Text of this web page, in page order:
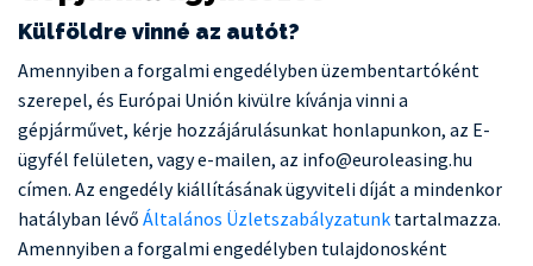
Külföldre vinné az autót?
Amennyiben a forgalmi engedélyben üzembentartóként
szerepel, és Európai Unión kivülre kívánja vinni a
gépjárművet, kérje hozzájárulásunkat honlapunkon, az E-
ügyfél felületen, vagy e-mailen, az info@euroleasing.hu
címen. Az engedély kiállításának ügyviteli díját a mindenkor
hatályban lévő Általános Üzletszabályzatunk tartalmazza.
Amennyiben a forgalmi engedélyben tulajdonosként